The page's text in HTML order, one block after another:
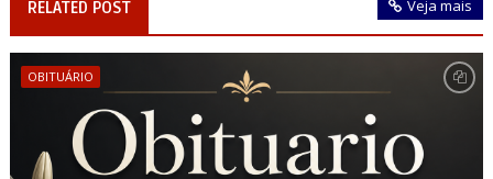
RELATED POST Veja mais
OBITUÁRIO